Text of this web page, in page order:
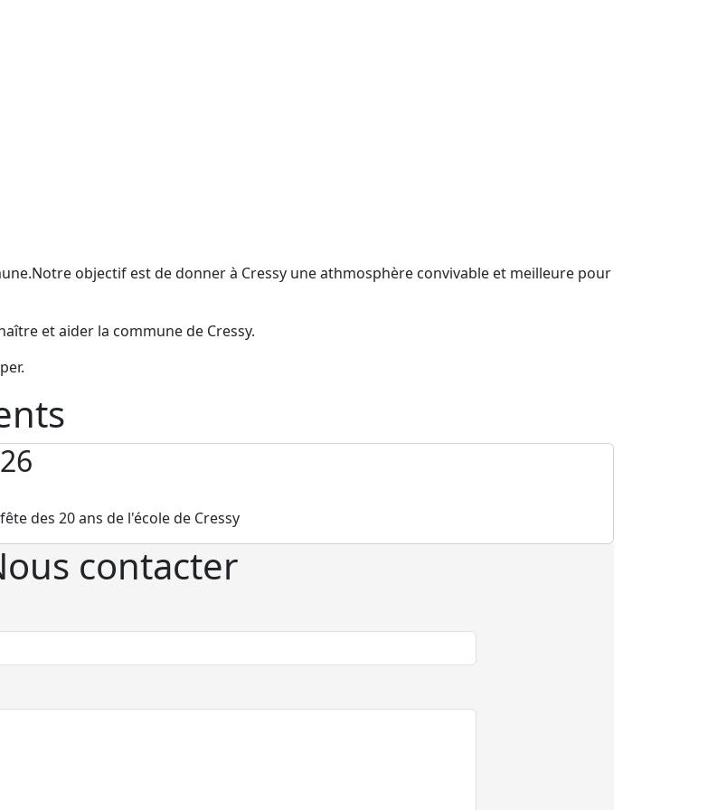
objectif est de donner à Cressy une athmosphère convivable et meilleure pour
et aider la commune de Cressy.
des 20 ans de l'école de Cressy
contacter